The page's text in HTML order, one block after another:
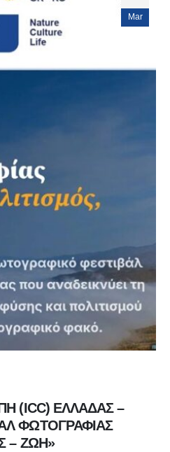
Mar
(ICC) ΕΛΛΑΔΑΣ –
ΦΩΤΟΓΡΑΦΙΑΣ
– ΖΩΗ»